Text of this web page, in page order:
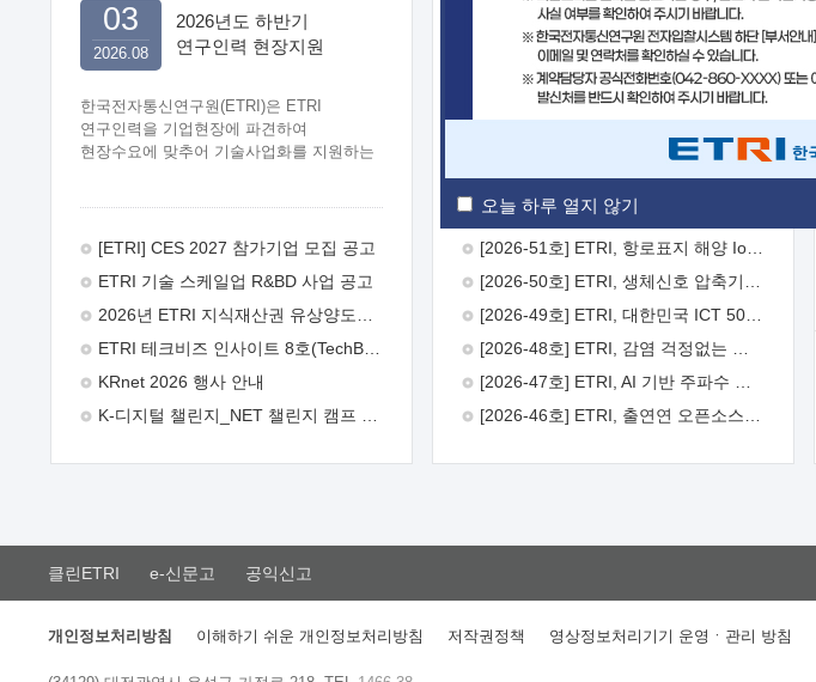
오늘 하루 열지 않기
2026년도 하반기
연구인력 현장지원
한국전자통신연구원(ETRI)은 ETRI
연구인력을 기업현장에 파견하여
현장수요에 맞추어 기술사업화를 지원하는
주시기 바랍니다. 2026년 8월
추진목적: ETRI 인력을 기업현장에 파견.
기술지원을 실시함으로써 ETRI 개발기술의
극대화하고, 지원기업을 강견기업으로
육성하고자 함.  신청자격: ETRI
ETRI 창업/연구소기업, 기술이전/출자기업
(2 ~ 3년차) 연봉의 40%  추진일정(1)
희망기업 신청/접수(2)희망인력-희망기업
매칭(3)현장조사/ 선정(심의)(4)협약체결
26일 9월초순 9월 중순 10월 이후*
2026.08
03
[ETRI] CES 2027 참가기업 모집 공고
ETRI 기술 스케일업 R&BD 사업 공고
ETRI 테크비즈 인사이트 8호(TechBiz Insight Vol.8) 발간
KRnet 2026 행사 안내
[2026-52호] ETRI, ITU-T 자율주행차 국제표준화 주도한다
클린ETRI e-신문고 공익신고
개인정보처리방침 이해하기 쉬운 개인정보처리방침 저작권정책 영상정보처리기기 운영ㆍ관리 방침